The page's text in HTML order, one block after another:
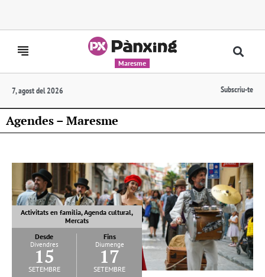
Maresme
7, agost del 2026 Subscriu-te
Agendes – Maresme
Activitats en familia, Agenda cultural,
Mercats
Desde
Divendres
15
setembre
Fins
Diumenge
17
setembre